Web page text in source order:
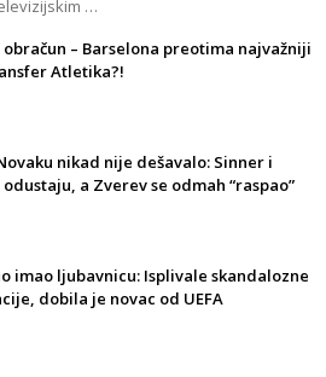
…
obračun – Barselona preotima najvažniji
Atletika?!
nikad nije dešavalo: Sinner i
a Zverev se odmah “raspao”
imao ljubavnicu: Isplivale skandalozne
dobila je novac od UEFA